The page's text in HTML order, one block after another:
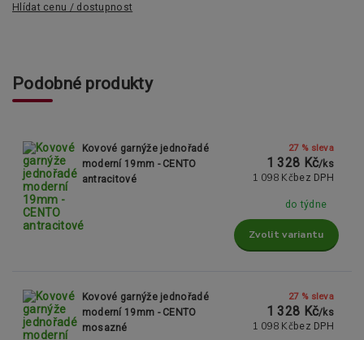
Hlídat cenu / dostupnost
Podobné produkty
Kovové garnýže jednořadé
moderní 19mm - CENTO
antracitové
27 % sleva
1 328 Kč/ks
1 098 Kč bez DPH
do týdne
Zvolit variantu
Kovové garnýže jednořadé
moderní 19mm - CENTO
mosazné
27 % sleva
1 328 Kč/ks
1 098 Kč bez DPH